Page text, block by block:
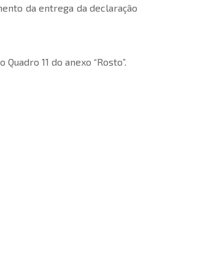
da entrega da declaração
11 do anexo “Rosto”.